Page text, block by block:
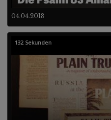
04.04.2018
132 Sekunden